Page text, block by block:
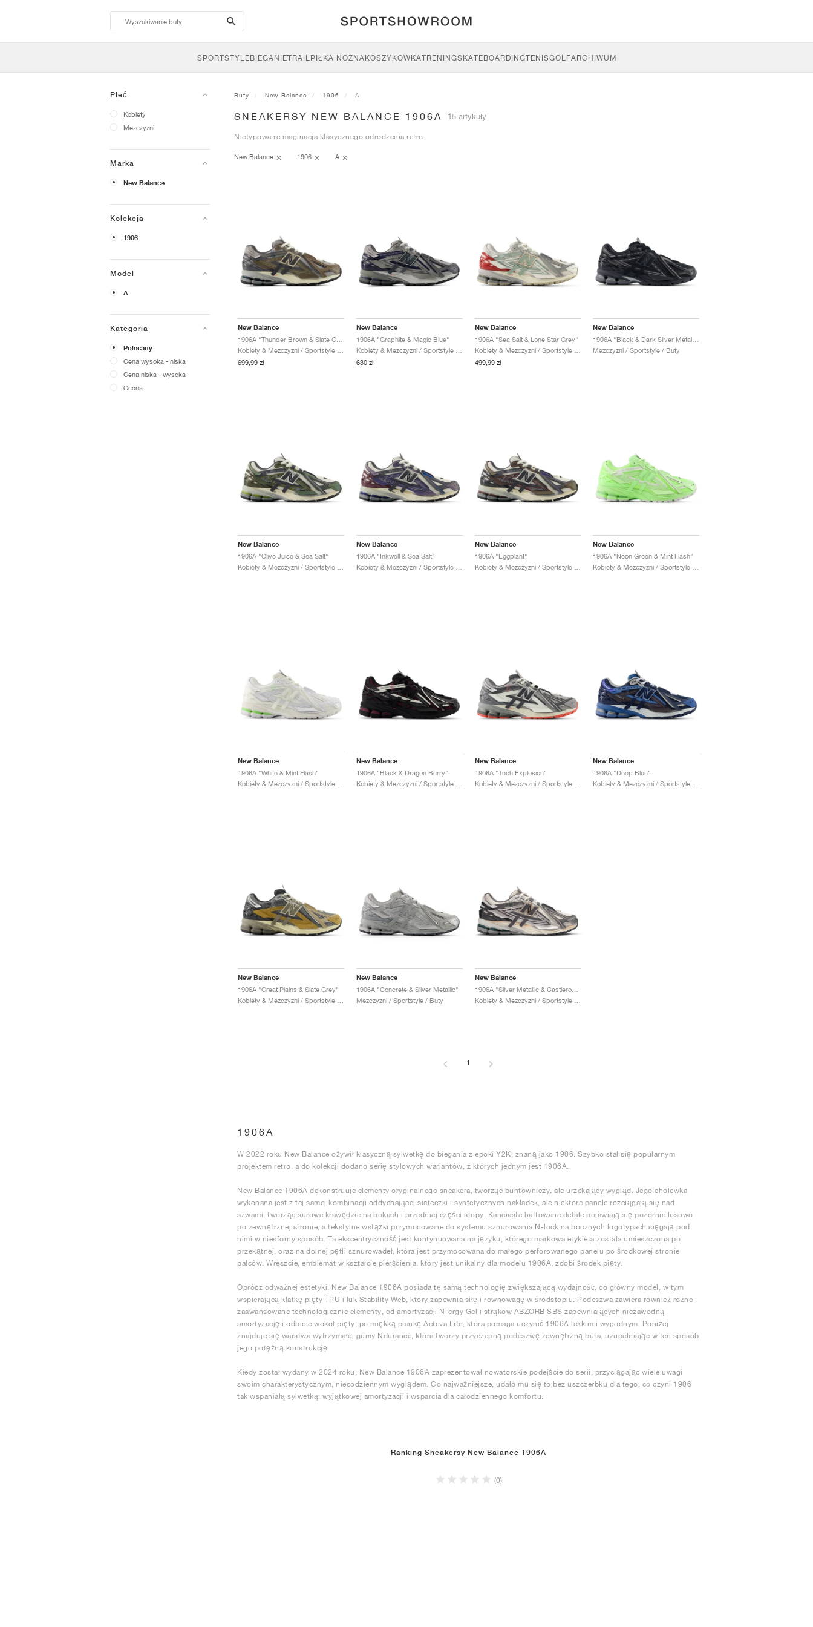
search-
btn
SPORTSTYLEBIEGANIETRAILPIŁKA NOŻNAKOSZYKÓWKATRENINGSKATEBOARDINGTENISGOLFARCHIWUM
Płeć
Kobiety
Mezczyzni
Marka
New Balance
Kolekcja
1906
Model
A
Kategoria
Polecany
Cena wysoka - niska
Cena niska - wysoka
Ocena
Buty New Balance 1906 A
SNEAKERSY NEW BALANCE 1906A 15 artykuły
Nietypowa reimaginacja klasycznego odrodzenia retro.
New Balance 1906 A
New Balance
699,99 zł
New Balance
1906A "Graphite & Magic Blue"
630 zł
New Balance
1906A "Sea Salt & Lone Star Grey"
499,99 zł
New Balance
Mezczyzni / Sportstyle / Buty
New Balance
1906A "Olive Juice & Sea Salt"
New Balance
1906A "Inkwell & Sea Salt"
New Balance
1906A "Eggplant"
New Balance
1906A "Neon Green & Mint Flash"
New Balance
1906A "White & Mint Flash"
New Balance
1906A "Black & Dragon Berry"
New Balance
1906A "Tech Explosion"
New Balance
1906A "Deep Blue"
New Balance
1906A "Great Plains & Slate Grey"
New Balance
1906A "Concrete & Silver Metallic"
Mezczyzni / Sportstyle / Buty
New Balance
1906A "Silver Metallic & Castlerock"
1
1906A
W 2022 roku New Balance ożywił klasyczną sylwetkę do biegania z epoki Y2K, znaną jako 1906. Szybko stał się popularnym
projektem retro, a do kolekcji dodano serię stylowych wariantów, z których jednym jest 1906A.
New Balance 1906A dekonstruuje elementy oryginalnego sneakera, tworząc buntowniczy, ale urzekający wygląd. Jego cholewka
wykonana jest z tej samej kombinacji oddychającej siateczki i syntetycznych nakładek, ale niektóre panele rozciągają się nad
szwami, tworząc surowe krawędzie na bokach i przedniej części stopy. Kanciaste haftowane detale pojawiają się pozornie losowo
po zewnętrznej stronie, a tekstylne wstążki przymocowane do systemu sznurowania N-lock na bocznych logotypach sięgają pod
nimi w niesforny sposób. Ta ekscentryczność jest kontynuowana na języku, którego markowa etykieta została umieszczona po
przekątnej, oraz na dolnej pętli sznurowadeł, która jest przymocowana do małego perforowanego panelu po środkowej stronie
palców. Wreszcie, emblemat w kształcie pierścienia, który jest unikalny dla modelu 1906A, zdobi środek pięty.
Oprócz odważnej estetyki, New Balance 1906A posiada tę samą technologię zwiększającą wydajność, co główny model, w tym
wspierającą klatkę pięty TPU i łuk Stability Web, który zapewnia siłę i równowagę w śródstopiu. Podeszwa zawiera również różne
zaawansowane technologicznie elementy, od amortyzacji N-ergy Gel i strąków ABZORB SBS zapewniających niezawodną
amortyzację i odbicie wokół pięty, po miękką piankę Acteva Lite, która pomaga uczynić 1906A lekkim i wygodnym. Poniżej
znajduje się warstwa wytrzymałej gumy Ndurance, która tworzy przyczepną podeszwę zewnętrzną buta, uzupełniając w ten sposób
jego potężną konstrukcję.
Kiedy został wydany w 2024 roku, New Balance 1906A zaprezentował nowatorskie podejście do serii, przyciągając wiele uwagi
swoim charakterystycznym, niecodziennym wyglądem. Co najważniejsze, udało mu się to bez uszczerbku dla tego, co czyni 1906
tak wspaniałą sylwetką: wyjątkowej amortyzacji i wsparcia dla całodziennego komfortu.
Ranking Sneakersy New Balance 1906A
(0)